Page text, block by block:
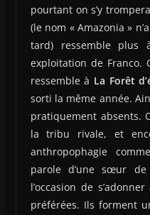
pourtant on s’y
(le nom « Amazonia »
tard) ressemble plus
exploitation de Franco.
ressemble à La Forêt
sorti la même année.
pratiquement absents.
la tribu rivale, et
anthropophagie
parole d’une sœur
l’occasion de
préférées. Ils forment